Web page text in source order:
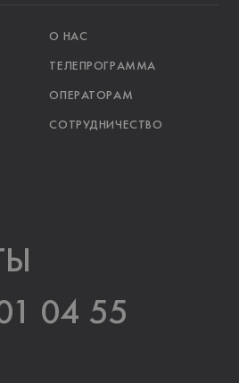
О НАС
ТЕЛЕПРОГРАММА
ОПЕРАТОРАМ
СОТРУДНИЧЕСТВО
04 55